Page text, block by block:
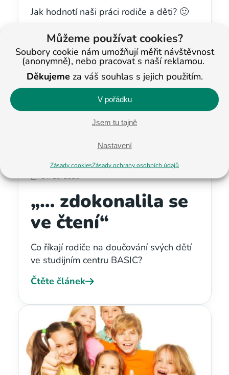
Můžeme používat cookies?
Soubory cookie nám umožňují měřit návštěvnost
(anonymně), nebo pracovat s naší reklamou.
Děkujeme za váš souhlas s jejich použitím.
V pořádku
Jsem tu tajně
Nastavení
Zásady cookiesZásady ochrany osobních údajů
Jak hodnotí naši práci rodiče a děti? 🙂
Čtěte článek
14. 10. 2021
„… zdokonalila se
ve čtení“
Co říkají rodiče na doučování svých dětí
ve studijním centru BASIC?
Čtěte článek